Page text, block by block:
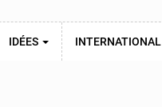
IDÉES INTERNATIONAL